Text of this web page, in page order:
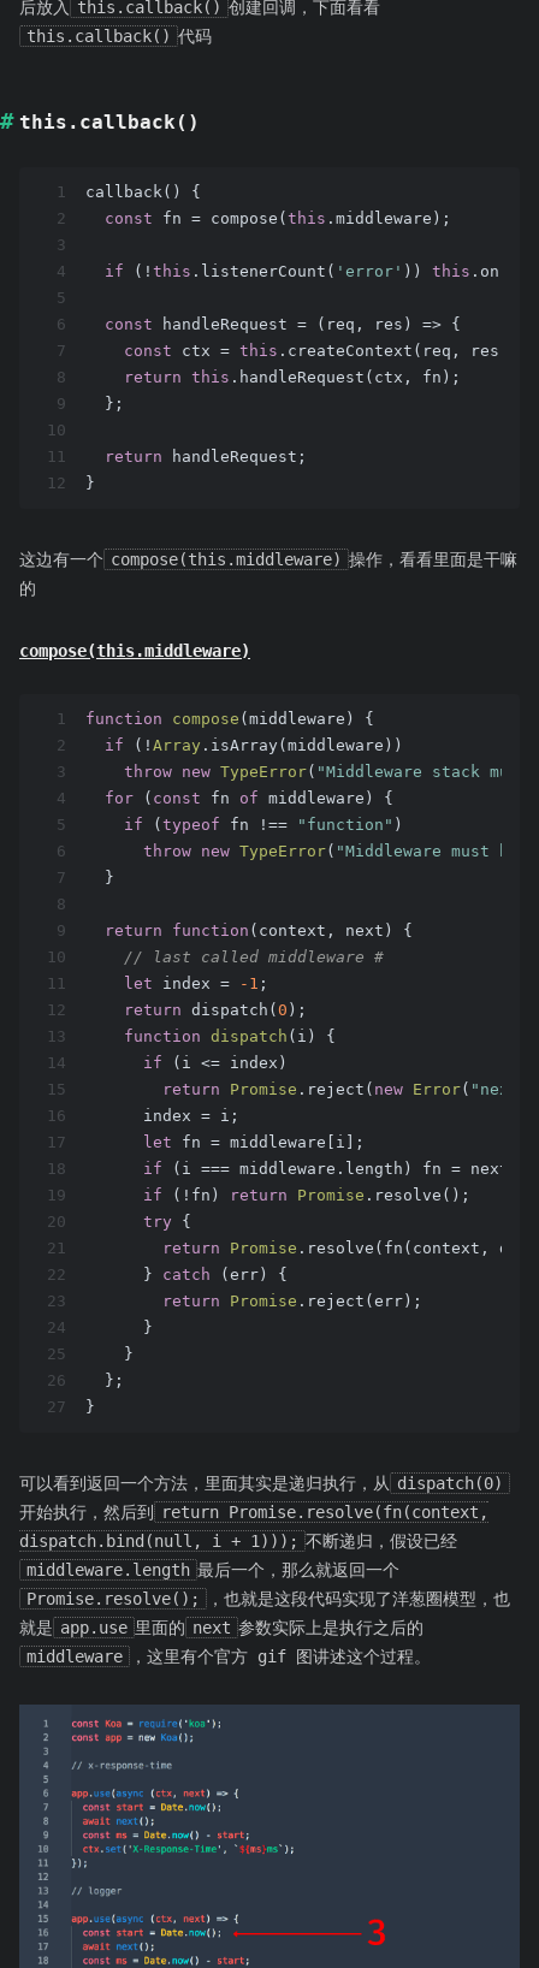
后放入
this.callback() 创建回调，下面看看
this.callback() 代码
this.callback()
1
2
3
4
5
6
7
8
9
10
11
12
callback() {
const fn = compose( this .middleware);
if (! this .listenerCount( 'error' )) this .on(
const handleRequest = ( req, res ) => {
const ctx = this .createContext(req, res);
return this .handleRequest(ctx, fn);
  };
return handleRequest;
}
这边有一个 compose(this.middleware) 操作，看看里面是干嘛
的
compose(this.middleware)
1
2
3
4
5
6
7
8
9
10
11
12
13
14
15
16
17
18
19
20
21
22
23
24
25
26
27
function compose ( middleware ) {
if (! Array .isArray(middleware))
throw new TypeError( "Middleware stack
for ( const fn of middleware) {
if ( typeof fn !== "function" )
throw new TypeError( "Middleware must be
  }
return function ( context, next ) {
// last called middleware #
let index = -1 ;
return dispatch( 0 );
function dispatch ( i ) {
if (i <= index)
return
Promise .reject( new Error(
      index = i;
let fn = middleware[i];
if (i === middleware.length) fn = next;
if (!fn) return Promise .resolve();
try {
return
Promise .resolve(fn(context,
      }
catch (err) {
return
Promise .reject(err);
      }
    }
  };
}
可以看到返回一个方法，里面其实是递归执行，从 dispatch(0)
开始执行，然后到
return Promise.resolve(fn(context,
dispatch.bind(null, i + 1))); 不断递归，假设已经
middleware.length 最后一个，那么就返回一个
Promise.resolve();
，也就是这段代码实现了洋葱圈模型，也
就是 app.use 里面的 next 参数实际上是执行之后的
middleware
，这里有个官方 gif 图讲述这个过程。